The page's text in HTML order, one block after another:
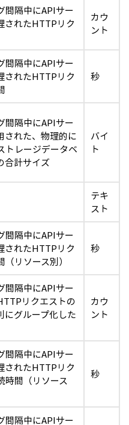
間隔中にAPIサー
されたHTTPリク
カウ
ント
間隔中にAPIサー
されたHTTPリク
秒
間隔中にAPIサー
された、物理的に
トレージデータベ
合計サイズ
バイ
ト
テキ
スト
間隔中にAPIサー
されたHTTPリク
リソース別）
秒
間隔中にAPIサー
リクエストの
にグループ化した
カウ
ント
間隔中にAPIサー
されたHTTPリク
時間（リソース
秒
間隔中にAPIサー